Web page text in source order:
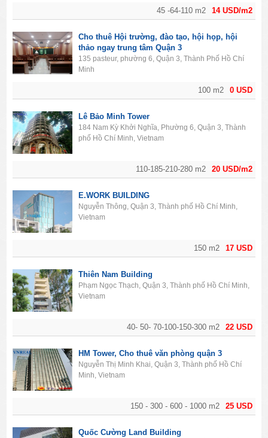
14 USD/m2
45 -64-110 m2
0 USD
100 m2
Cho thuê Hội trường, đào tạo, hội họp, hội
thảo ngay trung tâm Quận 3
135 pasteur, phường 6, Quận 3, Thành Phố Hồ Chí
Minh
20 USD/m2
110-185-210-280 m2
Lê Bảo Minh Tower
184 Nam Kỳ Khởi Nghĩa, Phường 6, Quận 3, Thành
phố Hồ Chí Minh, Vietnam
17 USD
150 m2
E.WORK BUILDING
Nguyễn Thông, Quận 3, Thành phố Hồ Chí Minh,
Vietnam
22 USD
40- 50- 70-100-150-300 m2
Thiên Nam Building
Phạm Ngọc Thạch, Quận 3, Thành phố Hồ Chí Minh,
Vietnam
25 USD
150 - 300 - 600 - 1000 m2
HM Tower, Cho thuê văn phòng quận 3
Nguyễn Thị Minh Khai, Quận 3, Thành phố Hồ Chí
Minh, Vietnam
Quốc Cường Land Building